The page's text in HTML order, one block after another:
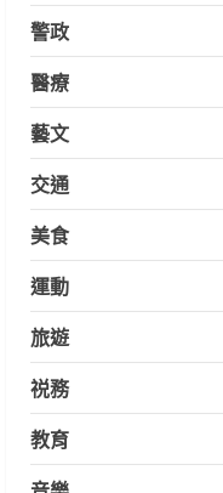
警政
醫療
藝文
交通
美食
運動
旅遊
祱務
教育